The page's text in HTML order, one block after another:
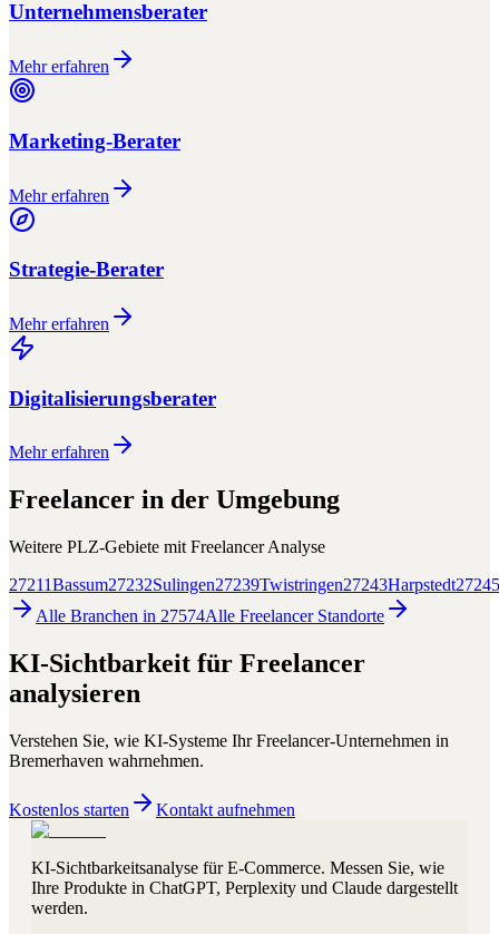
Unternehmensberater
Mehr erfahren
Marketing-Berater
Mehr erfahren
Strategie-Berater
Mehr erfahren
Digitalisierungsberater
Mehr erfahren
Freelancer in der Umgebung
Weitere PLZ-Gebiete mit FreelancerAnalyse
27211Bassum27232Sulingen27239Twistringen27243Harpstedt27245
Alle Branchen in 27574Alle FreelancerStandorte
KI-Sichtbarkeit für Freelancer
analysieren
Verstehen Sie, wie KI-Systeme IhrFreelancer-Unternehmen in
Bremerhaven wahrnehmen.
Kostenlos starten Kontakt aufnehmen
KI-Sichtbarkeitsanalyse für E-Commerce. Messen Sie, wie
Ihre Produkte in ChatGPT, Perplexity und Claude dargestellt
werden.